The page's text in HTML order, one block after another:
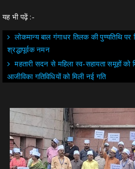
यह भी पढ़ें :-
लोकमान्य बाल गंगाधर तिलक की पुण्यतिथि पर
श्रद्धापूर्वक नमन
महतारी सदन से महिला स्व-सहायता समूहों
आजीविका गतिविधियों को मिली नई गति